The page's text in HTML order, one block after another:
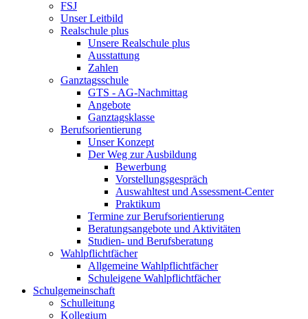
FSJ
Unser Leitbild
Realschule plus
Unsere Realschule plus
Ausstattung
Zahlen
Ganztagsschule
GTS - AG-Nachmittag
Angebote
Ganztagsklasse
Berufsorientierung
Unser Konzept
Der Weg zur Ausbildung
Bewerbung
Vorstellungsgespräch
Auswahltest und Assessment-Center
Praktikum
Termine zur Berufsorientierung
Beratungsangebote und Aktivitäten
Studien- und Berufsberatung
Wahlpflichtfächer
Allgemeine Wahlpflichtfächer
Schuleigene Wahlpflichtfächer
Schulgemeinschaft
Schulleitung
Kollegium